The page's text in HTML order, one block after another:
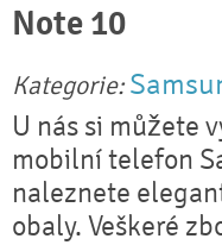
Note 10
Kategorie:
U nás si můžete
mobilní telefon
naleznete
obaly. Veškeré